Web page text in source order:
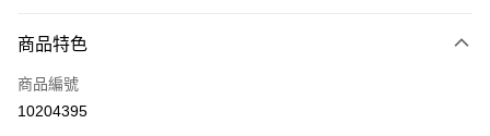
信用卡一次付款
運送方式
商品特色
商品編號
10204395